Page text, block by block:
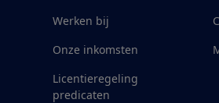
Werken bij
Onze inkomsten
Licentieregeling
predicaten